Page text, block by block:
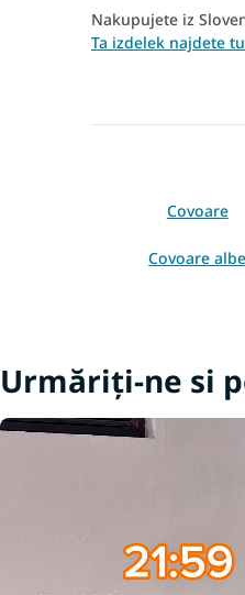
Nakupujete iz
Ta izdelek najdete
Covoare
Covoare albe
Urmăriți-ne si